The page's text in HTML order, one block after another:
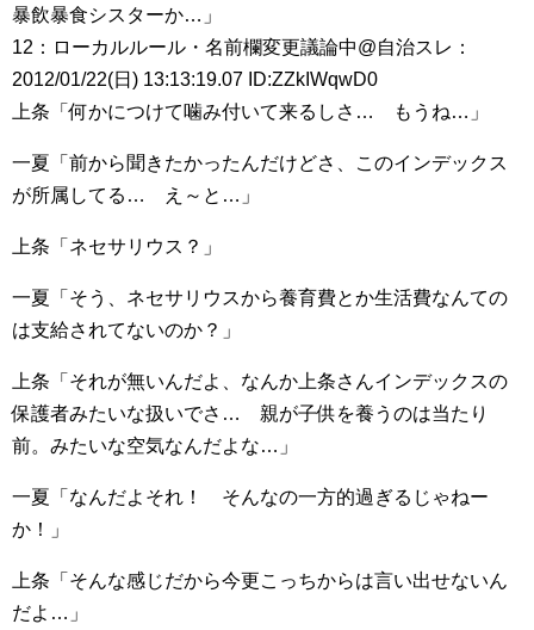
暴飲暴食シスターか…」
12：ローカルルール・名前欄変更議論中@自治スレ：
2012/01/22(日) 13:13:19.07 ID:ZZkIWqwD0
上条「何かにつけて噛み付いて来るしさ… もうね…」
一夏「前から聞きたかったんだけどさ、このインデックス
が所属してる… え～と…」
上条「ネセサリウス？」
一夏「そう、ネセサリウスから養育費とか生活費なんての
は支給されてないのか？」
上条「それが無いんだよ、なんか上条さんインデックスの
保護者みたいな扱いでさ… 親が子供を養うのは当たり
前。みたいな空気なんだよな…」
一夏「なんだよそれ！ そんなの一方的過ぎるじゃねー
か！」
上条「そんな感じだから今更こっちからは言い出せないん
だよ…」